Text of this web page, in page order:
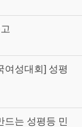
여성대회] 성평
는 성평등 민